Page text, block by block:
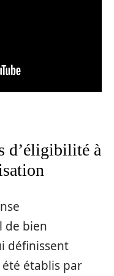
d’éligibilité à
de bien
définissent
été établis par